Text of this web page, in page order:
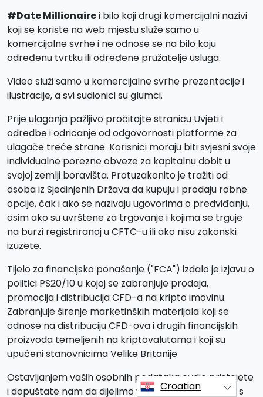
#Date Millionairei bilo koji drugi komercijalni nazivi
koji se koriste na web mjestu služe samo u
komercijalne svrhe i ne odnose se na bilo koju
određenu tvrtku ili određene pružatelje usluga.
Video služi samo u komercijalne svrhe prezentacije i
ilustracije, a svi sudionici su glumci.
Prije ulaganja pažljivo pročitajte stranicu Uvjeti i
odredbe i odricanje od odgovornosti platforme za
ulagače treće strane. Korisnici moraju biti svjesni svoje
individualne porezne obveze za kapitalnu dobit u
svojoj zemlji boravišta. Protuzakonito je tražiti od
osoba iz Sjedinjenih Država da kupuju i prodaju robne
opcije, čak i ako se nazivaju ugovorima o predviđanju,
osim ako su uvrštene za trgovanje i kojima se trguje
na burzi registriranoj u CFTC-u ili ako nisu zakonski
izuzete.
Tijelo za financijsko ponašanje ("FCA") izdalo je izjavu o
politici PS20/10 u kojoj se zabranjuje prodaja,
promocija i distribucija CFD-a na kripto imovinu.
Zabranjuje širenje marketinških materijala koji se
odnose na distribuciju CFD-ova i drugih financijskih
proizvoda temeljenih na kriptovalutama i koji su
upućeni stanovnicima Velike Britanije
Ostavljanjem vaših osobnih podataka ovdje pristajete
i dopuštate nam da dijelimo vaše osobne podatke s
Croatian